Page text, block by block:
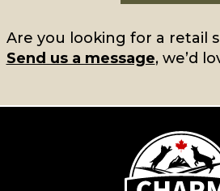
Are you looking for a retail
Send us a message, we’d